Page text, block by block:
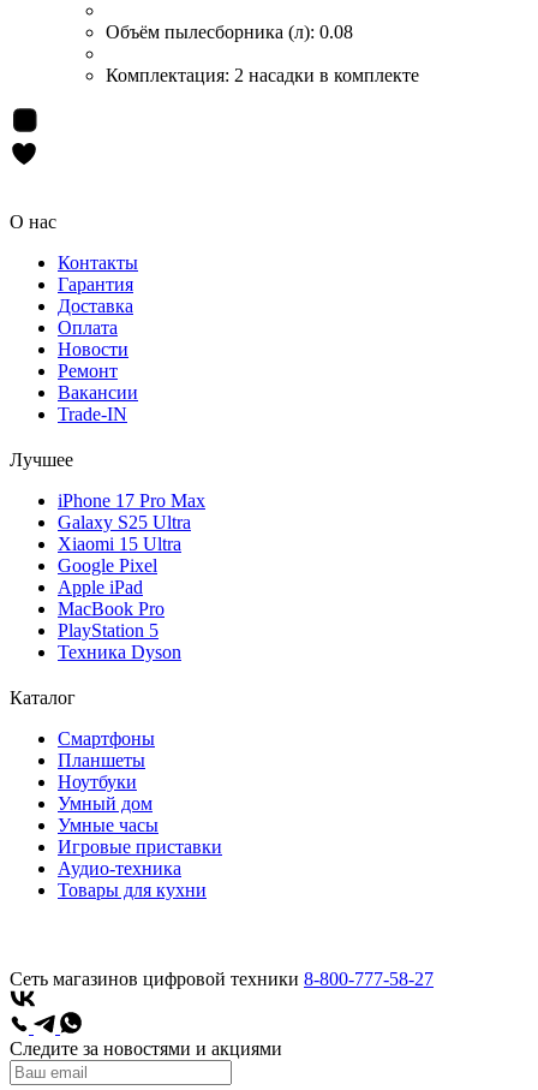
Объём пылесборника (л): 0.08
Комплектация: 2 насадки в комплекте
О нас
Контакты
Гарантия
Доставка
Оплата
Новости
Ремонт
Вакансии
Trade-IN
Лучшее
iPhone 17 Pro Max
Galaxy S25 Ultra
Xiaomi 15 Ultra
Google Pixel
Apple iPad
MacBook Pro
PlayStation 5
Техника Dyson
Каталог
Смартфоны
Планшеты
Ноутбуки
Умный дом
Умные часы
Игровые приставки
Аудио-техника
Товары для кухни
Сеть магазинов цифровой техники 8-800-777-58-27
Следите за новостями и акциями